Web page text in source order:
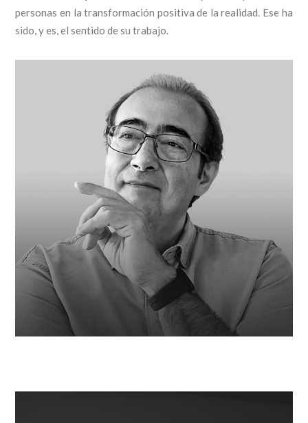
personas en la transformación positiva de la realidad. Ese ha
sido, y es, el sentido de su trabajo.